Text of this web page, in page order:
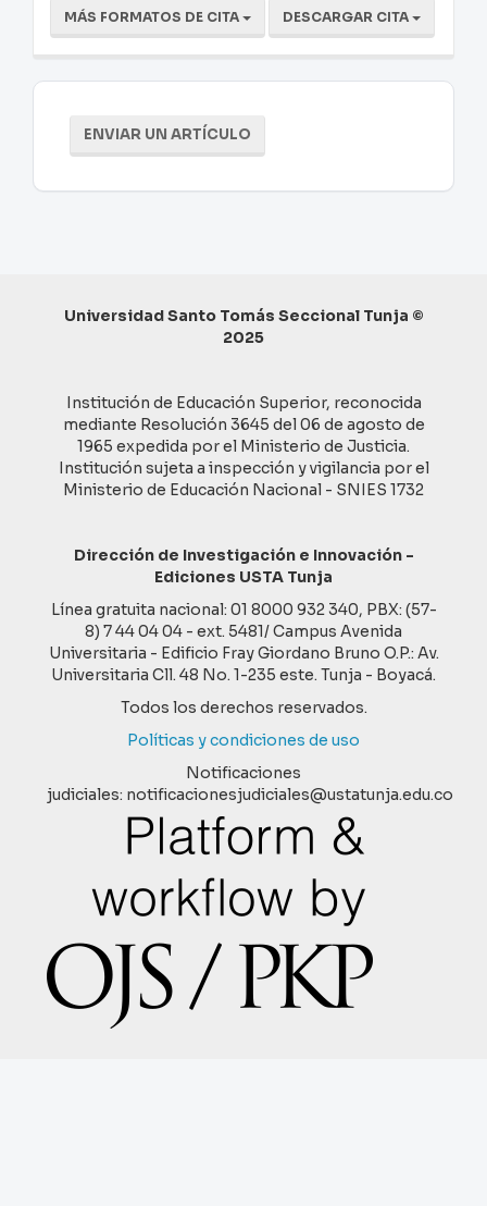
MÁS FORMATOS DE CITA DESCARGAR CITA
Enviar
un
artículo
ENVIAR UN ARTÍCULO
Universidad Santo Tomás Seccional Tunja ©
2025
Institución de Educación Superior, reconocida
mediante Resolución 3645 del 06 de agosto de
1965 expedida por el Ministerio de Justicia.
Institución sujeta a inspección y vigilancia por el
Ministerio de Educación Nacional - SNIES 1732
Dirección de Investigación e Innovación -
Ediciones USTA Tunja
Línea gratuita nacional: 01 8000 932 340, PBX: (57-
8) 7 44 04 04 - ext. 5481/ Campus Avenida
Universitaria - Edificio Fray Giordano Bruno O.P.: Av.
Universitaria Cll. 48 No. 1-235 este. Tunja - Boyacá.
Todos los derechos reservados.
Políticas y condiciones de uso
Notificaciones
judiciales: notificacionesjudiciales@ustatunja.edu.co